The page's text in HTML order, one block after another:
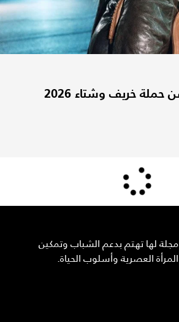
Miu Miu تكشف عن حملة خريف وشتاء 2026
مجلة لها تهتم بدعم الشباب وتمكين
المرأة العصرية وأسلوب الحياة.